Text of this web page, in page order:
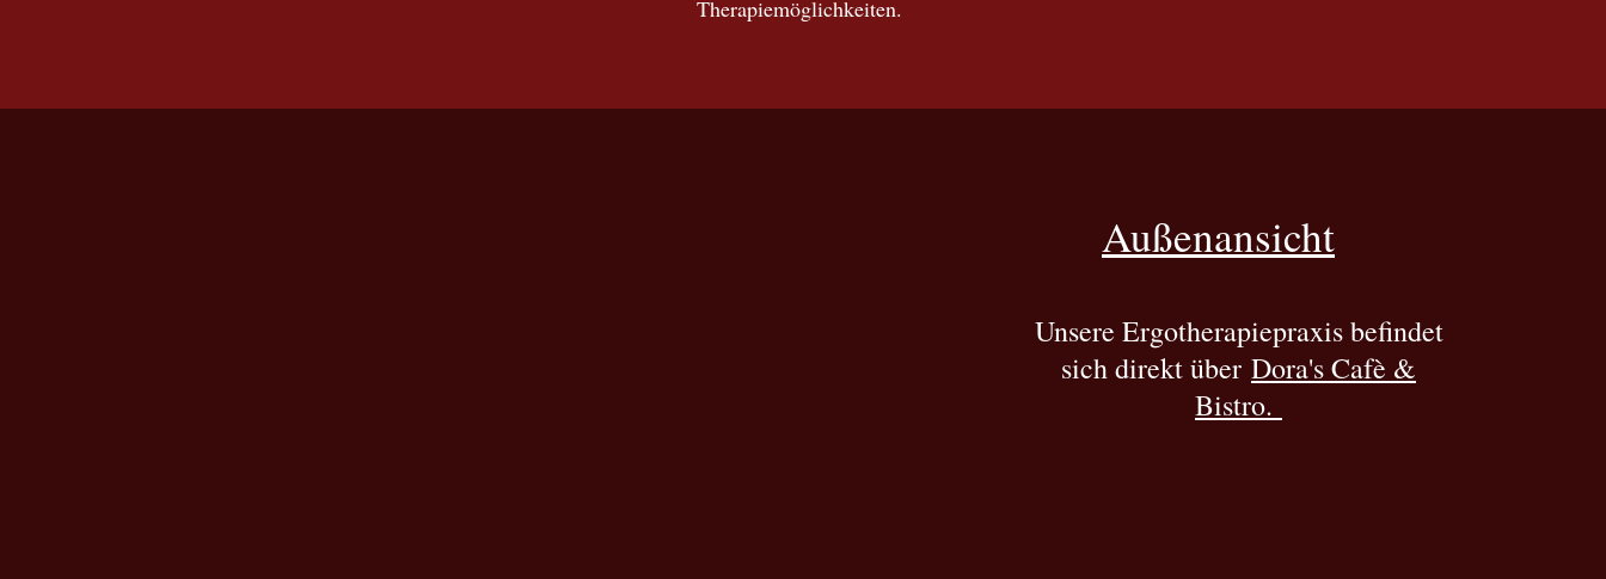
Therapiemöglichkeiten.
Außenansicht
Unsere Ergotherapiepraxis befindet
sich direkt über Dora's Cafè &
Bistro.